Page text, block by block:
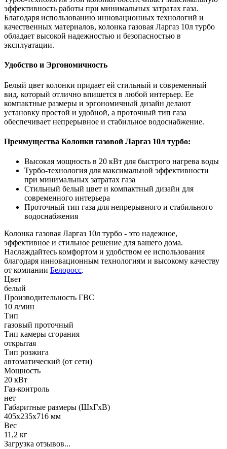
эффективность работы при минимальных затратах газа.
Благодаря использованию инновационных технологий и
качественных материалов, колонка газовая Ларгаз 10л турбо
обладает высокой надежностью и безопасностью в
эксплуатации.
Удобство и Эргономичность
Белый цвет колонки придает ей стильный и современный
вид, который отлично впишется в любой интерьер. Ее
компактные размеры и эргономичный дизайн делают
установку простой и удобной, а проточный тип газа
обеспечивает непрерывное и стабильное водоснабжение.
Преимущества Колонки газовой Ларгаз 10л турбо:
Высокая мощность в 20 кВт для быстрого нагрева воды
Турбо-технология для максимальной эффективности
при минимальных затратах газа
Стильный белый цвет и компактный дизайн для
современного интерьера
Проточный тип газа для непрерывного и стабильного
водоснабжения
Колонка газовая Ларгаз 10л турбо - это надежное,
эффективное и стильное решение для вашего дома.
Наслаждайтесь комфортом и удобством ее использования
благодаря инновационным технологиям и высокому качеству
от компании Белоросс.
Цвет
белый
Производительность ГВС
10 л/мин
Тип
газовый проточный
Тип камеры сгорания
открытая
Тип розжига
автоматический (от сети)
Мощность
20 кВт
Газ-контроль
нет
Габаритные размеры (ШхГхВ)
405х235x716 мм
Вес
11,2 кг
Загрузка отзывов...